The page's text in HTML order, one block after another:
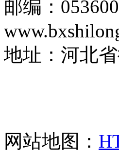
邮编：
地址：河北
网站地图：